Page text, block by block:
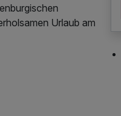
Urlaub am
rund um
entspannte